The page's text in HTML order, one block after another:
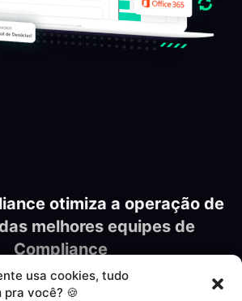
usa cookies, tudo
pra você? 🍪
otimiza a operação de
melhores equipes de
Compliance